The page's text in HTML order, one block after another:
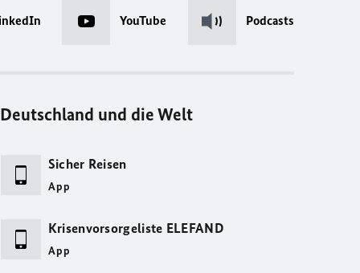
YouTube Podcasts
Deutschland und die Welt
Sicher Reisen
App
Krisenvorsorgeliste ELEFAND
App